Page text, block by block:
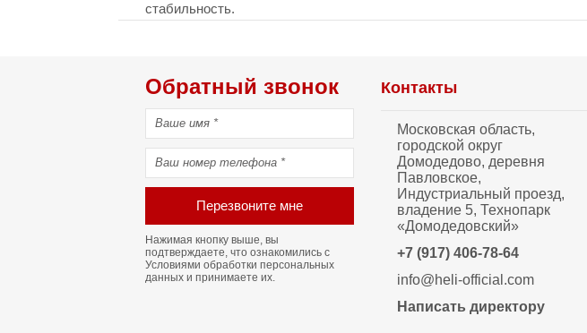
стабильность.
Обратный звонок
Перезвоните мне
Нажимая кнопку выше, вы
подтверждаете, что ознакомились с
Условиями обработки персональных
данных и принимаете их.
Контакты
Московская область,
городской округ
Домодедово, деревня
Павловское,
Индустриальный проезд,
владение 5, Технопарк
«Домодедовский»
+7 (917) 406-78-64
info@heli-official.com
Написать директору